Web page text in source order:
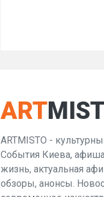
ART
ARTMISTO -
События Киева,
жизнь, актуальная
обзоры, анонсы.